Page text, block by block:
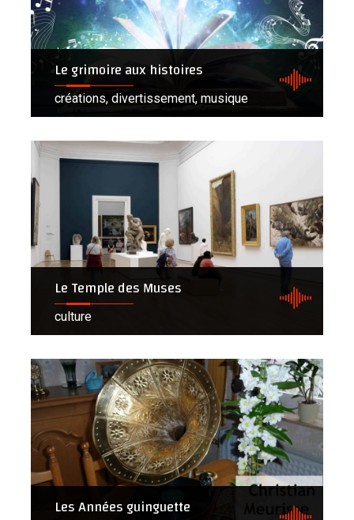
Le grimoire aux histoires
créations, divertissement, musique
Le Temple des Muses
culture
Les Années guinguette